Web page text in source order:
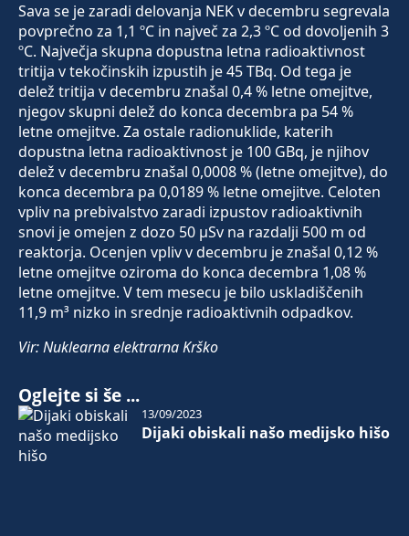
Sava se je zaradi delovanja NEK v decembru segrevala
povprečno za 1,1 ºC in največ za 2,3 ºC od dovoljenih 3
ºC. Največja skupna dopustna letna radioaktivnost
tritija v tekočinskih izpustih je 45 TBq. Od tega je
delež tritija v decembru znašal 0,4 % letne omejitve,
njegov skupni delež do konca decembra pa 54 %
letne omejitve. Za ostale radionuklide, katerih
dopustna letna radioaktivnost je 100 GBq, je njihov
delež v decembru znašal 0,0008 % (letne omejitve), do
konca decembra pa 0,0189 % letne omejitve. Celoten
vpliv na prebivalstvo zaradi izpustov radioaktivnih
snovi je omejen z dozo 50 μSv na razdalji 500 m od
reaktorja. Ocenjen vpliv v decembru je znašal 0,12 %
letne omejitve oziroma do konca decembra 1,08 %
letne omejitve. V tem mesecu je bilo uskladiščenih
11,9 m³ nizko in srednje radioaktivnih odpadkov.
Vir: Nuklearna elektrarna Krško
Oglejte si še ...
Dijaki obiskali našo medijsko hišo
13/09/2023